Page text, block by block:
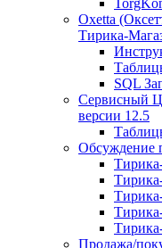
Oxetta
Тирика-
SQL
Сервисный
версии 12.5
Обсуждение
Продажа/